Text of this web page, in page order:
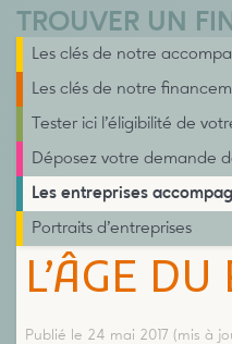
L’ÂGE DU
Publié le 24 mai 2017 (mis à
TROUVER UN
Les clés de notre
Les clés de notre
Tester ici l’éligibilité de
Déposez votre demande
Les entreprises
Portraits d’entreprises